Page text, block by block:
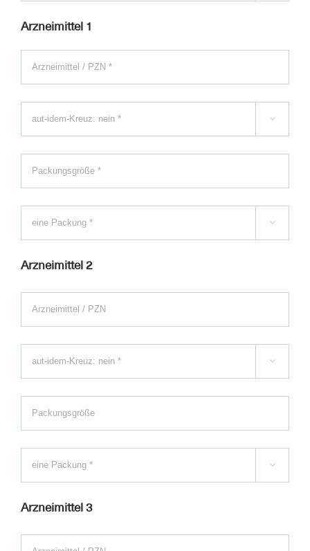
Arzneimittel 1


Arzneimittel 2


Arzneimittel 3